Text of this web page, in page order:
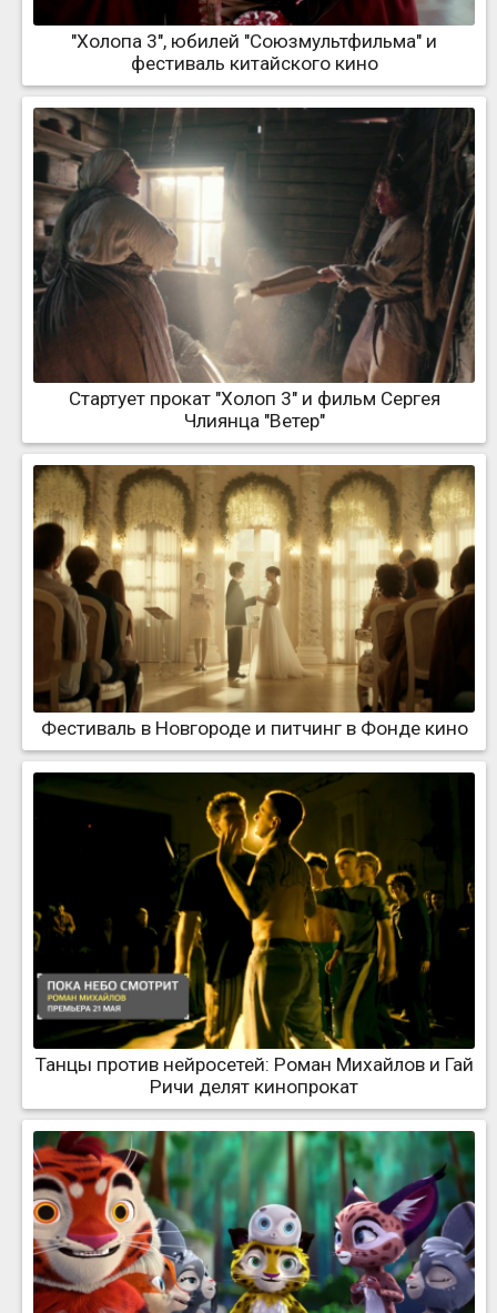
"Холопа 3", юбилей "Союзмультфильма" и
фестиваль китайского кино
Стартует прокат "Холоп 3" и фильм Сергея
Члиянца "Ветер"
Фестиваль в Новгороде и питчинг в Фонде кино
Танцы против нейросетей: Роман Михайлов и Гай
Ричи делят кинопрокат